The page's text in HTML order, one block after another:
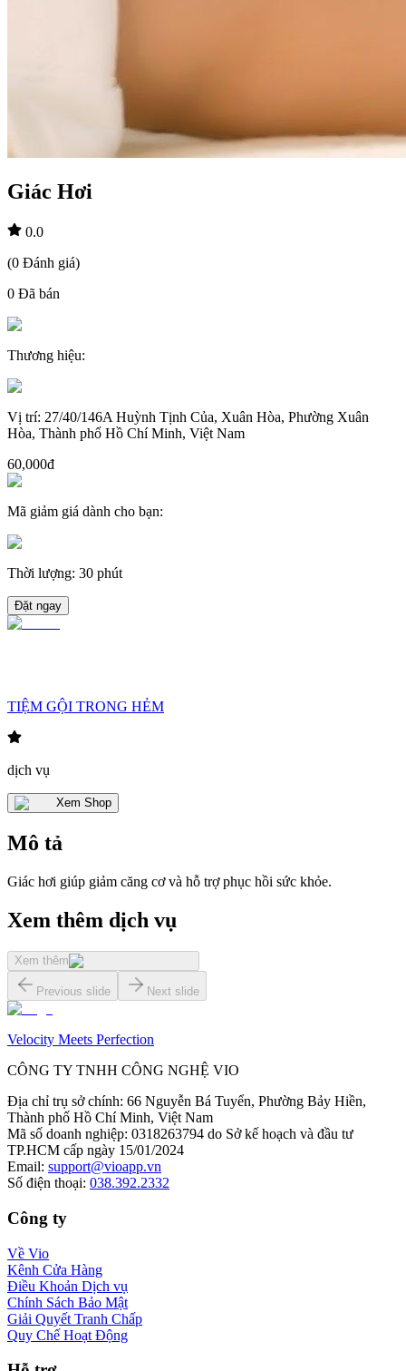
Giác Hơi
0.0
(0 Đánh giá)
0 Đã bán
Thương hiệu:
Vị trí: 27/40/146A Huỳnh Tịnh Của, Xuân Hòa, Phường Xuân
Hòa, Thành phố Hồ Chí Minh, Việt Nam
60,000đ
Mã giảm giá dành cho bạn:
Thời lượng: 30 phút
Đặt ngay
TIỆM GỘI TRONG HẺM
dịch vụ
Xem Shop
Mô tả
Giác hơi giúp giảm căng cơ và hỗ trợ phục hồi sức khỏe.
Xem thêm dịch vụ
Xem thêm
Previous slide Next slide
Velocity Meets Perfection
CÔNG TY TNHH CÔNG NGHỆ VIO
Địa chỉ trụ sở chính: 66 Nguyễn Bá Tuyển, Phường Bảy Hiền,
Thành phố Hồ Chí Minh, Việt Nam
Mã số doanh nghiệp: 0318263794 do Sở kế hoạch và đầu tư
TP.HCM cấp ngày 15/01/2024
Email: support@vioapp.vn
Số điện thoại: 038.392.2332
Công ty
Về Vio
Kênh Cửa Hàng
Điều Khoản Dịch vụ
Chính Sách Bảo Mật
Giải Quyết Tranh Chấp
Quy Chế Hoạt Động